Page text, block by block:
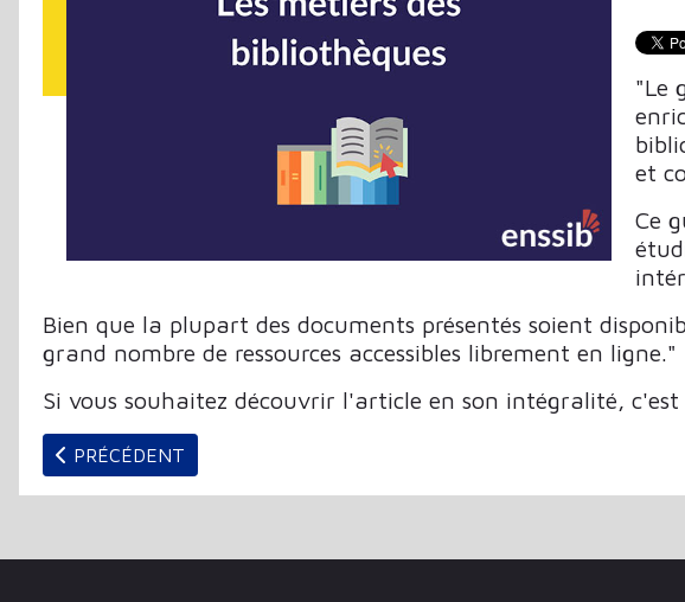
"Le
et
Ce
Bien que la plupart des documents présentés soient
grand nombre de ressources accessibles librement en ligne."
Si vous souhaitez découvrir l'article en son intégralité, c'est
ARTICLE PRÉCÉDENT : BIBLIOGRILL « RESSOURCES NUMÉRIQUES :
PRÉCÉDENT